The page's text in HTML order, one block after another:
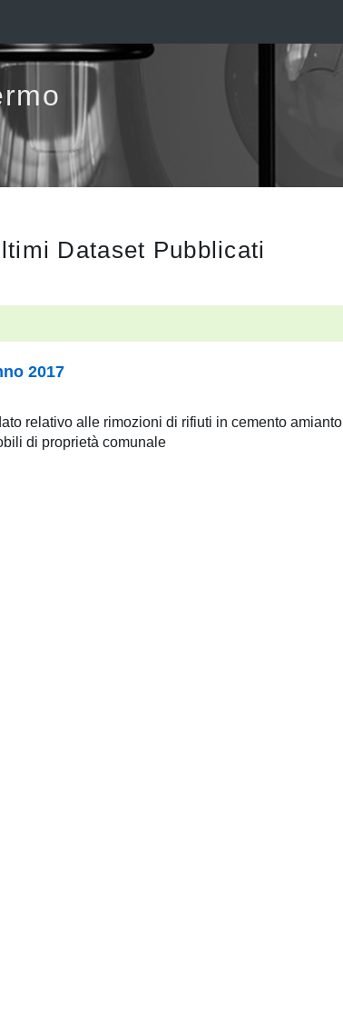
Dataset Pubblicati
2017
relativo alle rimozioni di rifiuti in cemento amianto
di proprietà comunale